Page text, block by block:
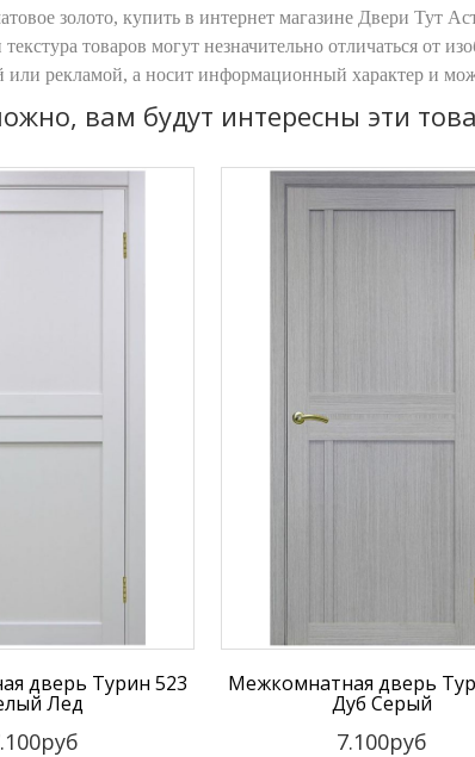
золото, купить в интернет магазине Двери Тут
товаров могут незначительно отличаться от
или рекламой, а носит информационный характер и
вам будут интересны эти
дверь Турин 523
Лед
Межкомнатная дверь
Дуб Серый
7.100руб